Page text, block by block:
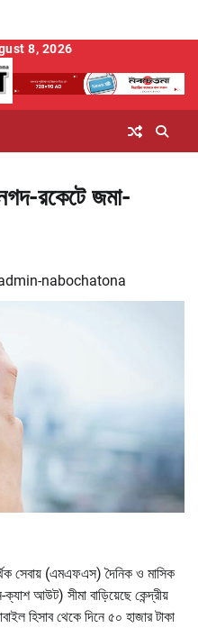
8, 2026
রকেটে জমা-
nabochatona
সেবায় (এমএফএস) দৈনিক ও মাসিক
আউট) সীমা বাড়িয়েছে কেন্দ্রীয়
হিসাব থেকে দিনে ৫০ হাজার টাকা